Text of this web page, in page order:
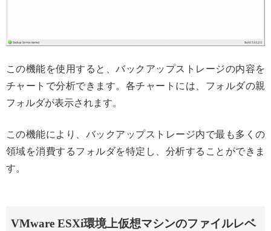
この機能を使用すると、バックアップストレージの内容を
チャートで分析できます。各チャートには、フォルダの親
フォルダが表示されます。
この機能により、バックアップストレージ内で最も多くの
領域を消費するフォルダを特定し、分析することができま
す。
VMware ESXi環境上仮想マシンのファイルレベ